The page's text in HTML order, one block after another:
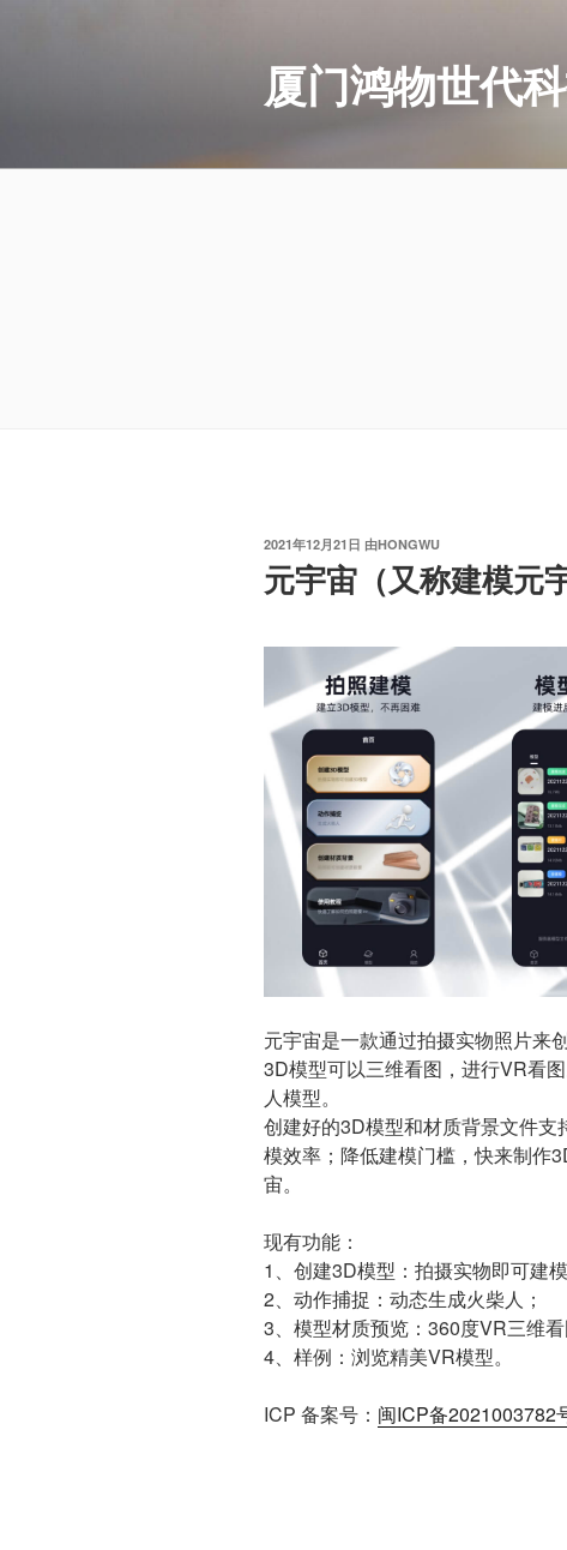
厦门鸿物世代
发
布
于
2021年12月21日 由HONGWU
元宇宙（又称建模元
元宇宙是一款通过拍摄实物照片来
3D模型可以三维看图，进行VR看
人模型。
创建好的3D模型和材质背景文件支
模效率；降低建模门槛，快来制作
宙。
现有功能：
1、创建3D模型：拍摄实物即可建
2、动作捕捉：动态生成火柴人；
3、模型材质预览：360度VR三维看
4、样例：浏览精美VR模型。
ICP 备案号： 闽ICP备2021003782